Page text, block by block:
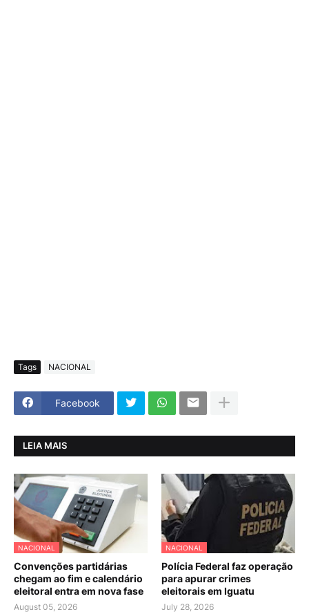
Tags NACIONAL
Facebook
LEIA MAIS
NACIONAL
Convenções partidárias
chegam ao fim e calendário
eleitoral entra em nova fase
August 05, 2026
NACIONAL
Polícia Federal faz operação
para apurar crimes
eleitorais em Iguatu
July 28, 2026